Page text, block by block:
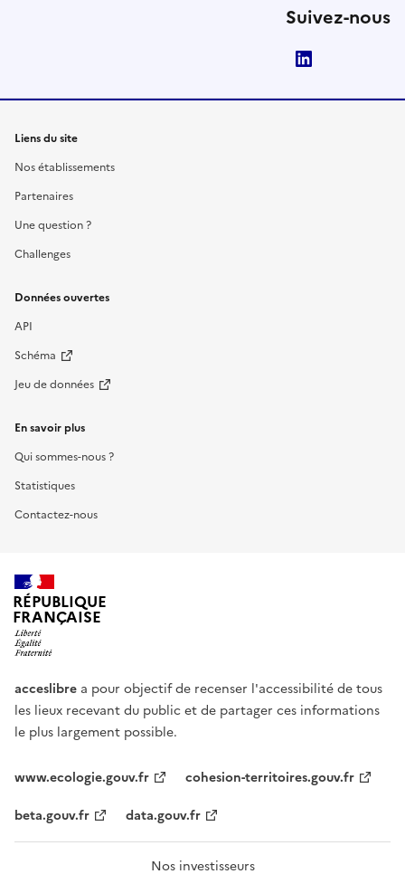
Suivez-nous
Liens du site
Nos établissements
Partenaires
Une question ?
Challenges
Données ouvertes
API
Schéma
Jeu de données
En savoir plus
Qui sommes-nous ?
Statistiques
Contactez-nous
RÉPUBLIQUE
FRANÇAISE
acceslibre a pour objectif de recenser l'accessibilité de tous
les lieux recevant du public et de partager ces informations
le plus largement possible.
www.ecologie.gouv.fr
cohesion-territoires.gouv.fr
beta.gouv.fr
data.gouv.fr
Nos investisseurs